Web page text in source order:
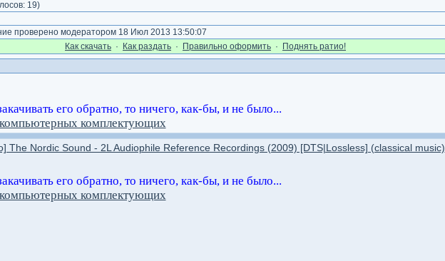
19)
проверено модератором 18 Июл 2013 13:50:07
Как cкачать · Как раздать · Правильно оформить · Поднять ратио!
его обратно, то ничего, как-бы, и не было...
комплектующих
The Nordic Sound - 2L Audiophile Reference Recordings (2009) [DTS|Lossless] (classical music)
его обратно, то ничего, как-бы, и не было...
комплектующих